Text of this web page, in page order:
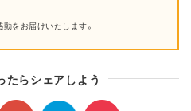
をお届けいたします。
たらシェアしよう